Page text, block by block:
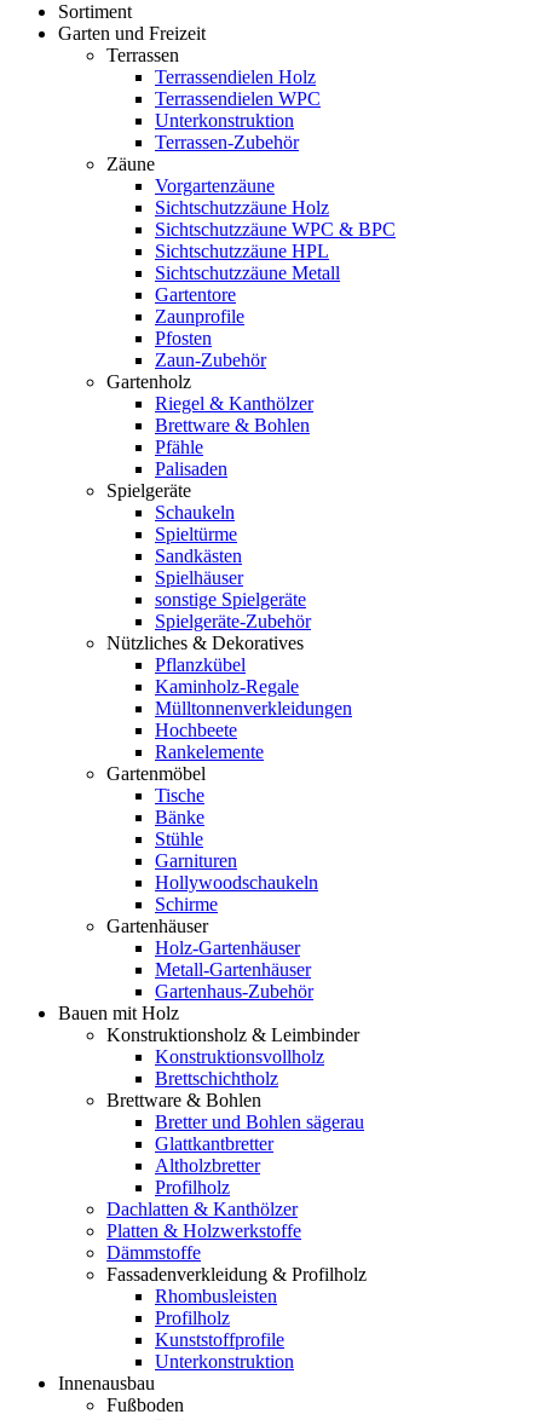
Sortiment
Garten und Freizeit
Terrassen
Terrassendielen Holz
Terrassendielen WPC
Unterkonstruktion
Terrassen-Zubehör
Zäune
Vorgartenzäune
Sichtschutzzäune Holz
Sichtschutzzäune WPC & BPC
Sichtschutzzäune HPL
Sichtschutzzäune Metall
Gartentore
Zaunprofile
Pfosten
Zaun-Zubehör
Gartenholz
Riegel & Kanthölzer
Brettware & Bohlen
Pfähle
Palisaden
Spielgeräte
Schaukeln
Spieltürme
Sandkästen
Spielhäuser
sonstige Spielgeräte
Spielgeräte-Zubehör
Nützliches & Dekoratives
Pflanzkübel
Kaminholz-Regale
Mülltonnenverkleidungen
Hochbeete
Rankelemente
Gartenmöbel
Tische
Bänke
Stühle
Garnituren
Hollywoodschaukeln
Schirme
Gartenhäuser
Holz-Gartenhäuser
Metall-Gartenhäuser
Gartenhaus-Zubehör
Bauen mit Holz
Konstruktionsholz & Leimbinder
Konstruktionsvollholz
Brettschichtholz
Brettware & Bohlen
Bretter und Bohlen sägerau
Glattkantbretter
Altholzbretter
Profilholz
Dachlatten & Kanthölzer
Platten & Holzwerkstoffe
Dämmstoffe
Fassadenverkleidung & Profilholz
Rhombusleisten
Profilholz
Kunststoffprofile
Unterkonstruktion
Innenausbau
Fußboden